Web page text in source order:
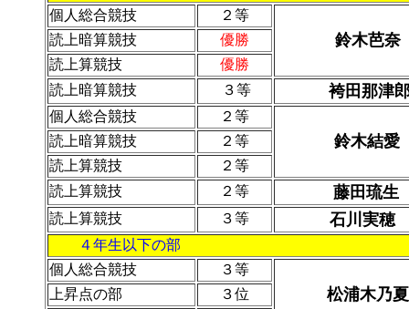
個人総合競技
２等
鈴木芭奈
読上暗算競技
優勝
読上算競技
優勝
読上暗算競技
３等 袴田那津
個人総合競技 ２等
鈴木結
読上暗算競技
２等
読上算競技
２等
読上算競技
２等 藤田琉
読上算競技 ３等 石川実穂
４年生以下の部
個人総合競技
３等
松浦木乃夏
上昇点の部
３位